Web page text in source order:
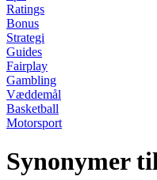
Ratings
Bonus
Strategi
Guides
Fairplay
Gambling
Væddemål
Basketball
Motorsport
Synonymer